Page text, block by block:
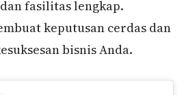
fasilitas lengkap.
keputusan cerdas dan
bisnis Anda.